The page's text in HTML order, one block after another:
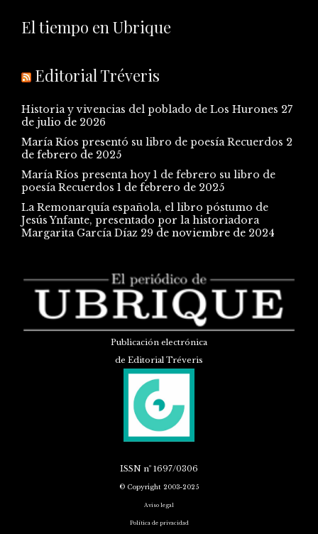
El tiempo en Ubrique
Editorial Tréveris
Historia y vivencias del poblado de Los Hurones 27
de julio de 2026
María Ríos presentó su libro de poesía Recuerdos 2
de febrero de 2025
María Ríos presenta hoy 1 de febrero su libro de
poesía Recuerdos 1 de febrero de 2025
La Remonarquía española, el libro póstumo de
Jesús Ynfante, presentado por la historiadora
Margarita García Díaz 29 de noviembre de 2024
Publicación electrónica
de Editorial Tréveris
ISSN nº 1697/0306
© Copyright 2003-2025
Aviso legal
Política de privacidad